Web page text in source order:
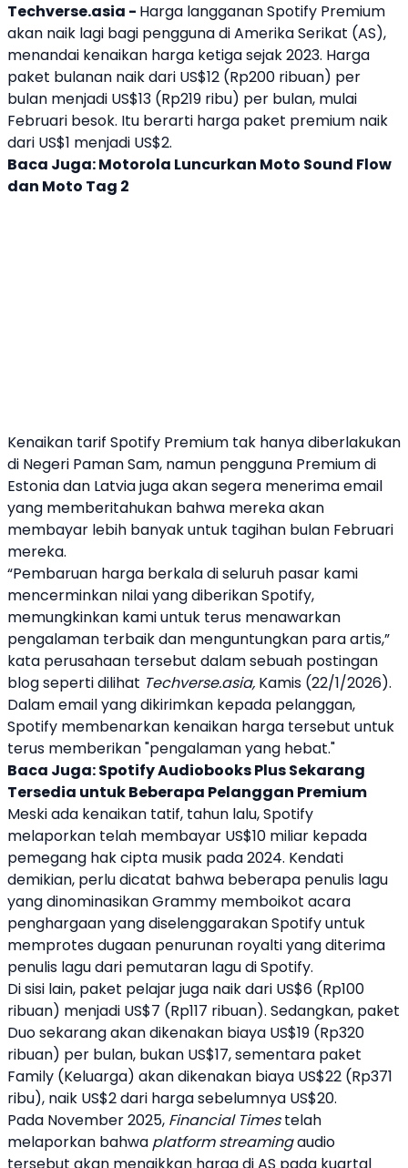
Techverse.asia - Harga langgananSpotify Premium
akan naik lagi bagi pengguna diAmerika Serikat (AS),
menandai kenaikan harga ketiga sejak 2023. Harga
paket bulanan naik dari US$12 (Rp200 ribuan) per
bulan menjadi US$13 (Rp219 ribu) per bulan, mulai
Februari besok. Itu berarti harga paket premium naik
dari US$1 menjadi US$2.
Baca Juga:Motorola Luncurkan Moto Sound Flow
dan Moto Tag 2
Kenaikan tarif Spotify Premium tak hanya diberlakukan
di Negeri Paman Sam, namun pengguna Premium di
Estoniadan Latvia juga akan segera menerima email
yang memberitahukan bahwa mereka akan
membayar lebih banyak untuk tagihan bulan Februari
mereka.
“Pembaruan harga berkala di seluruh pasar kami
mencerminkan nilai yang diberikanSpotify,
memungkinkan kami untuk terus menawarkan
pengalaman terbaik dan menguntungkan para artis,”
kata perusahaan tersebut dalam sebuah postingan
blog seperti dilihat Techverse.asia, Kamis (22/1/2026).
Dalam email yang dikirimkan kepada pelanggan,
Spotify membenarkan kenaikan harga tersebut untuk
terus memberikan "pengalaman yang hebat."
Baca Juga:Spotify Audiobooks Plus Sekarang
Tersedia untuk Beberapa Pelanggan Premium
Meski ada kenaikan tatif, tahun lalu,Spotify
melaporkan telah membayar US$10 miliar kepada
pemegang hak cipta musik pada 2024. Kendati
demikian, perlu dicatat bahwa beberapa penulis lagu
yang dinominasikan Grammy memboikot acara
penghargaan yang diselenggarakanSpotifyuntuk
memprotes dugaan penurunan royalti yang diterima
penulis lagu dari pemutaran lagu diSpotify.
Di sisi lain, paket pelajar juga naik dari US$6 (Rp100
ribuan) menjadi US$7 (Rp117 ribuan). Sedangkan, paket
Duo sekarang akan dikenakan biaya US$19 (Rp320
ribuan) per bulan, bukan US$17, sementara paket
Family (Keluarga) akan dikenakan biaya US$22 (Rp371
ribu), naik US$2 dari harga sebelumnya US$20.
Pada November 2025, Financial Timestelah
melaporkan bahwa platform streamingaudio